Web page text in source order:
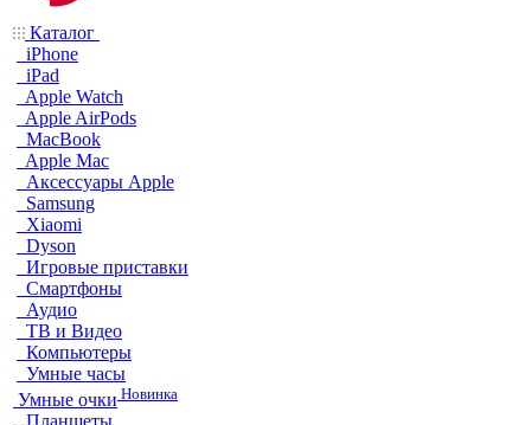
Каталог
iPhone
iPad
Apple Watch
Apple AirPods
MacBook
Apple Mac
Аксессуары Apple
Samsung
Xiaomi
Dyson
Игровые приставки
Смартфоны
Аудио
ТВ и Видео
Компьютеры
Умные часы
Умные очки Новинка